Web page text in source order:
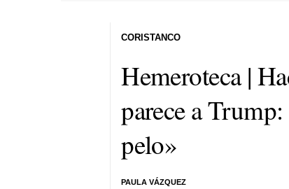
Hemeroteca |
parece a
pelo»
PAULA VÁZQUEZ
CORISTANCO